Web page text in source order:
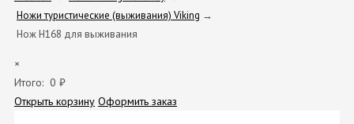
Ножи туристические (выживания) Viking →
Нож H168 для выживания
×
Итого: 0 ₽
Открыть корзину Оформить заказ